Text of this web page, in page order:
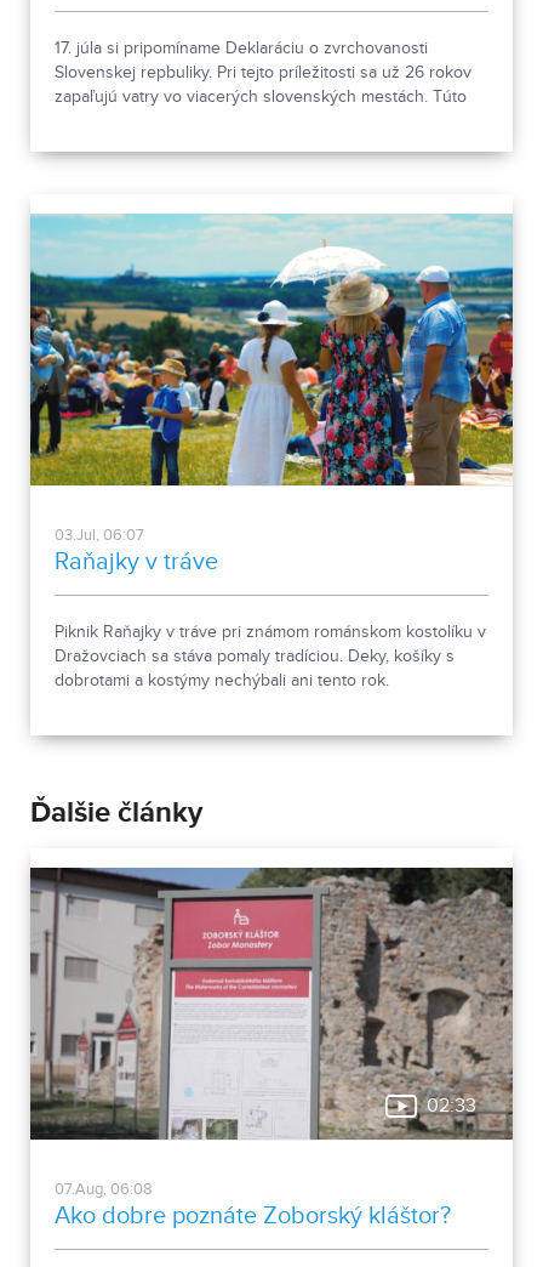
17. júla si pripomíname Deklaráciu o zvrchovanosti
Slovenskej repbuliky. Pri tejto príležitosti sa už 26 rokov
zapaľujú vatry vo viacerých slovenských mestách. Túto
03.Jul, 06:07
Raňajky v tráve
Piknik Raňajky v tráve pri známom románskom kostolíku v
Dražovciach sa stáva pomaly tradíciou. Deky, košíky s
dobrotami a kostýmy nechýbali ani tento rok.
Ďalšie články
02:33
07.Aug, 06:08
Ako dobre poznáte Zoborský kláštor?